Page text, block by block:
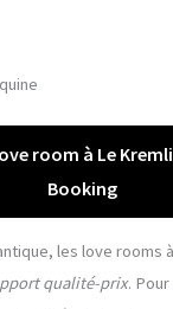
room à Le
Booking
les love rooms
qualité-prix.